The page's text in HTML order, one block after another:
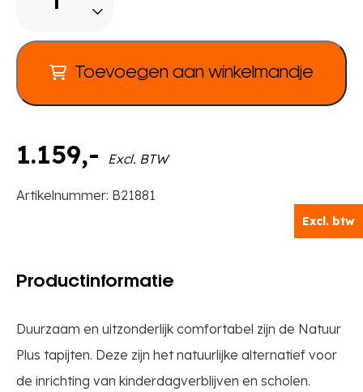
Excl. btw
1.159,- Excl. BTW
Ø
3
aantal
Toevoegen aan winkelmandje
Artikelnummer: B21881
Productinformatie
Duurzaam en uitzonderlijk comfortabel zijn de Natuur
Plus tapijten. Deze zijn het natuurlijke alternatief voor
de inrichting van kinderdagverblijven en scholen.